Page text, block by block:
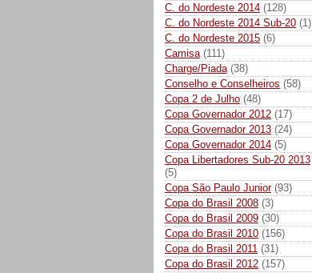
C. do Nordeste 2014 (128)
C. do Nordeste 2014 Sub-20 (1)
C. do Nordeste 2015 (6)
Camisa (111)
Charge/Piada (38)
Conselho e Conselheiros (58)
Copa 2 de Julho (48)
Copa Governador 2012 (17)
Copa Governador 2013 (24)
Copa Governador 2014 (5)
Copa Libertadores Sub-20 2013
(5)
Copa São Paulo Junior (93)
Copa do Brasil 2008 (3)
Copa do Brasil 2009 (30)
Copa do Brasil 2010 (156)
Copa do Brasil 2011 (31)
Copa do Brasil 2012 (157)